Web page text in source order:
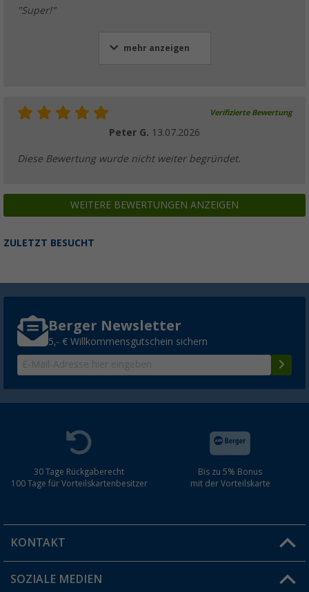
"Super!"
mehr anzeigen
Verifizierte Bewertung
Peter G. 13.07.2026
Diese Bewertung wurde nicht weiter begründet.
WEITERE BEWERTUNGEN ANZEIGEN
ZULETZT BESUCHT
Berger Newsletter
5,- € Willkommensgutschein sichern
30 Tage Rückgaberecht
100 Tage für Vorteilskartenbesitzer
Bis zu 5% Bonus
mit der Vorteilskarte
KONTAKT
Du hast eine Frage?
SOZIALE MEDIEN